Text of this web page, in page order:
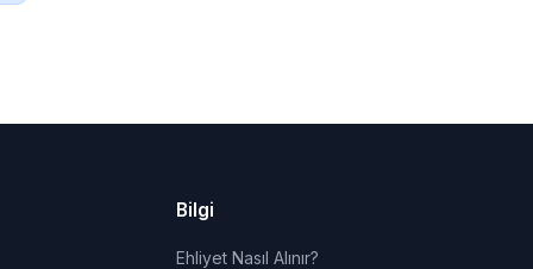
Bilgi
Ehliyet Nasıl Alınır?